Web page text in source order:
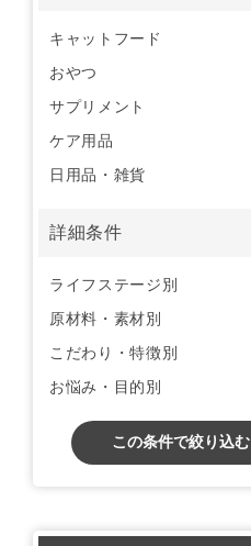
キャットフード
おやつ
サプリメント
ケア用品
日用品・雑貨
詳細条件
ライフステージ別
原材料・素材別
こだわり・特徴別
お悩み・目的別
この条件で絞り込む